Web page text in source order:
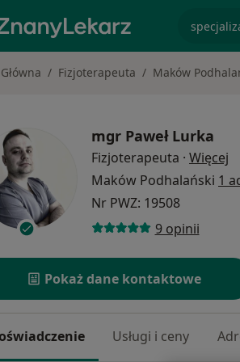
Fizjoterapeuta Maków
mgr Paweł Lurka
Fizjoterapeuta · Więcej
Maków Podhalański 1
Nr PWZ: 19508
9 opinii
Pokaż dane kontaktowe
Usługi i ceny